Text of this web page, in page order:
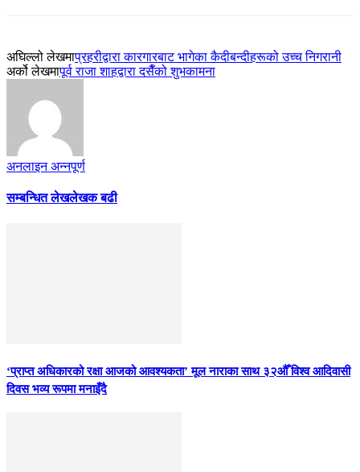
अघिल्लो लेखमाप्रहरीद्वारा कारगारबाट भागेका कैदीबन्दीहरूको उच्च निगरानी
अर्को लेखमापूर्व राजा शाहद्वारा दसैँको शुभकामना
अनलाइन अन्नपूर्ण
सम्बन्धित लेखलेखक बढी
‘प्राप्त अधिकारको रक्षा आजको आवश्यकता’ मूल नाराका साथ ३२औँ विश्व आदिवासी
दिवस भव्य रूपमा मनाइँदै